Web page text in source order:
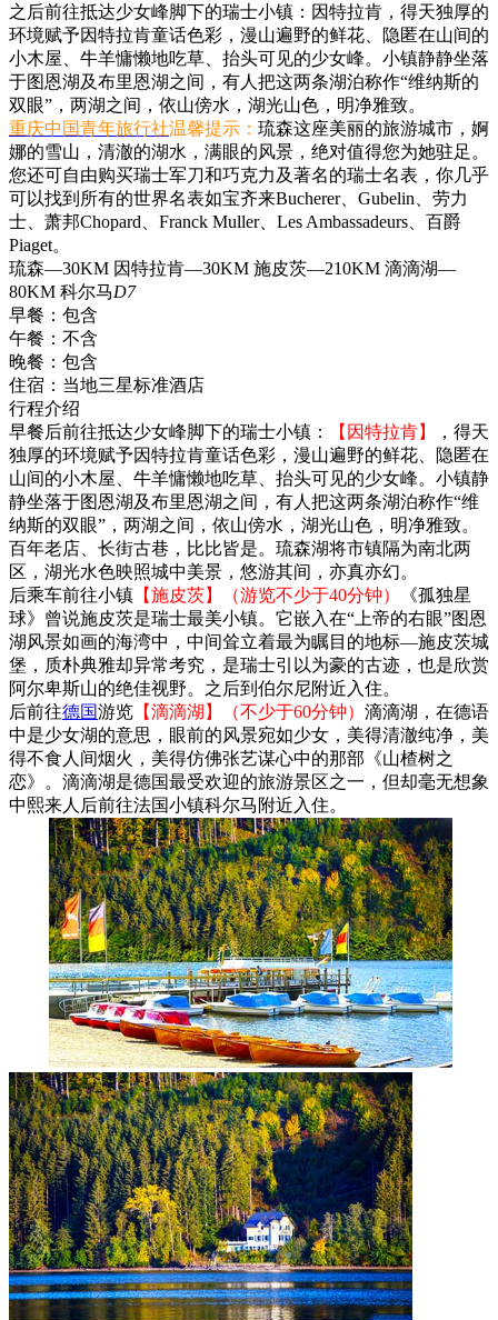
之后前往抵达少女峰脚下的瑞士小镇：因特拉肯，得天独厚的
环境赋予因特拉肯童话色彩，漫山遍野的鲜花、隐匿在山间的
小木屋、牛羊慵懒地吃草、抬头可见的少女峰。小镇静静坐落
于图恩湖及布里恩湖之间，有人把这两条湖泊称作“维纳斯的
双眼”，两湖之间，依山傍水，湖光山色，明净雅致。
重庆中国青年旅行社温馨提示： 琉森这座美丽的旅游城市，婀
娜的雪山，清澈的湖水，满眼的风景，绝对值得您为她驻足。
您还可自由购买瑞士军刀和巧克力及著名的瑞士名表，你几乎
可以找到所有的世界名表如宝齐来Bucherer、Gubelin、劳力
士、萧邦Chopard、Franck Muller、Les Ambassadeurs、百爵
Piaget。
琉森—30KM 因特拉肯—30KM 施皮茨—210KM 滴滴湖—
80KM 科尔马D7
早餐： 包含
午餐： 不含
晚餐： 包含
住宿： 当地三星标准酒店
行程介绍
早餐后前往抵达少女峰脚下的瑞士小镇：
【因特拉肯】
，得天
独厚的环境赋予因特拉肯童话色彩，漫山遍野的鲜花、隐匿在
山间的小木屋、牛羊慵懒地吃草、抬头可见的少女峰。小镇静
静坐落于图恩湖及布里恩湖之间，有人把这两条湖泊称作“维
纳斯的双眼”，两湖之间，依山傍水，湖光山色，明净雅致。
百年老店、长街古巷，比比皆是。琉森湖将市镇隔为南北两
区，湖光水色映照城中美景，悠游其间，亦真亦幻。
后乘车前往小镇 【施皮茨】（游览不少于40分钟）
《孤独星
球》曾说施皮茨是瑞士最美小镇。它嵌入在“上帝的右眼”图恩
湖风景如画的海湾中，中间耸立着最为瞩目的地标—施皮茨城
堡，质朴典雅却异常考究，是瑞士引以为豪的古迹，也是欣赏
阿尔卑斯山的绝佳视野。之后到伯尔尼附近入住。
后前往德国游览 【滴滴湖】（不少于60分钟） 滴滴湖，在德语
中是少女湖的意思，眼前的风景宛如少女，美得清澈纯净，美
得不食人间烟火，美得仿佛张艺谋心中的那部《山楂树之
恋》。滴滴湖是德国最受欢迎的旅游景区之一，但却毫无想象
中熙来人后前往法国小镇科尔马附近入住。